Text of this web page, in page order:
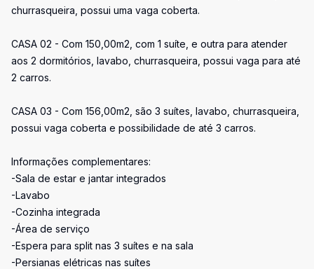
churrasqueira, possui uma vaga coberta.
CASA 02 - Com 150,00m2, com 1 suíte, e outra para atender
aos 2 dormitórios, lavabo, churrasqueira, possui vaga para até
2 carros.
CASA 03 - Com 156,00m2, são 3 suítes, lavabo, churrasqueira,
possui vaga coberta e possibilidade de até 3 carros.
Informações complementares:
-Sala de estar e jantar integrados
-Lavabo
-Cozinha integrada
-Área de serviço
-Espera para split nas 3 suítes e na sala
-Persianas elétricas nas suítes